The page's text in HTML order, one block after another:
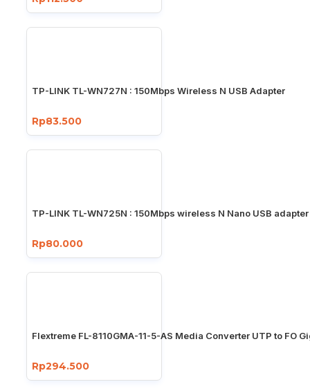
TP-LINK TL-WN727N : 150Mbps Wireless N USB Adapter
Rp83.500
TP-LINK TL-WN725N : 150Mbps wireless N Nano USB adapter
Rp80.000
Flextreme FL-8110GMA-11-5-AS Media Converter UTP to FO
Rp294.500